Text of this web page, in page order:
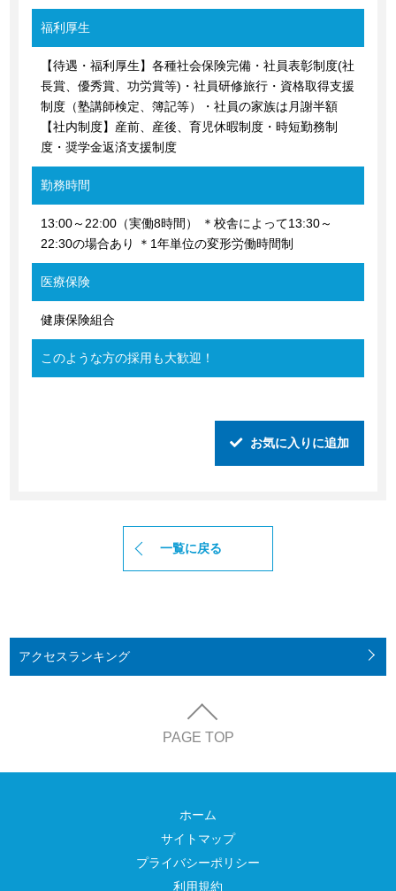
福利厚生
【待遇・福利厚生】各種社会保険完備・社員表彰制度(社
長賞、優秀賞、功労賞等)・社員研修旅行・資格取得支援
制度（塾講師検定、簿記等）・社員の家族は月謝半額
【社内制度】産前、産後、育児休暇制度・時短勤務制
度・奨学金返済支援制度
勤務時間
13:00～22:00（実働8時間） ＊校舎によって13:30～
22:30の場合あり ＊1年単位の変形労働時間制
医療保険
健康保険組合
このような方の採用も大歓迎！
お気に入りに追加
一覧に戻る
アクセスランキング
PAGE TOP
ホーム
サイトマップ
プライバシーポリシー
利用規約